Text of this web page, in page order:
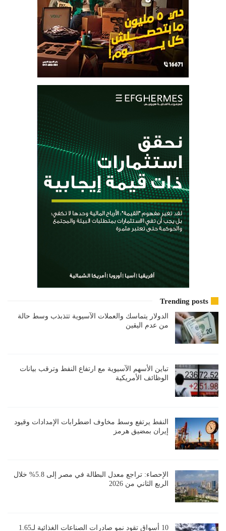
Trending posts
الدولار يتماسك والعملات الآسيوية تتذبذب وسط حالة
من عدم اليقين
تباين الأسهم الآسيوية مع ارتفاع النفط وترقب بيانات
الوظائف الأمريكية
النفط يرتفع وسط مخاوف اضطرابات الإمدادات وقيود
إيران بمضيق هرمز
الإحصاء: تراجع معدل البطالة في مصر إلى 5.8% خلال
الربع الثاني من 2026
10 أسواق تقود نمو صادرات الصناعات الغذائية لـ1.65